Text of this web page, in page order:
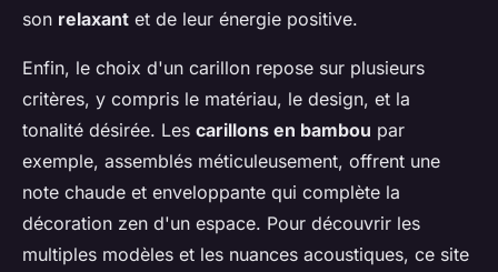
son relaxant et de leur énergie positive.
Enfin, le choix d'un carillon repose sur plusieurs
critères, y compris le matériau, le design, et la
tonalité désirée. Les carillons en bambou par
exemple, assemblés méticuleusement, offrent une
note chaude et enveloppante qui complète la
décoration zen d'un espace. Pour découvrir les
multiples modèles et les nuances acoustiques, ce site